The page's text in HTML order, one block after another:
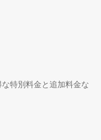
特別料金と追加料金な